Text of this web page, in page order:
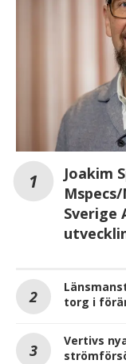
Joakim
Sverige
torg i
Vertivs